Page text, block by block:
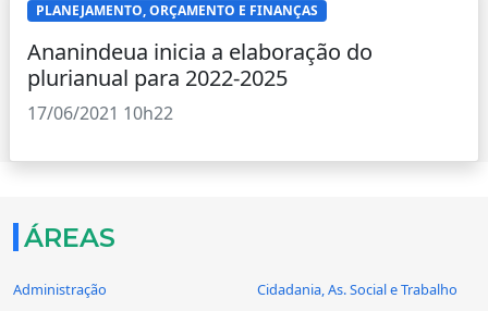
PLANEJAMENTO, ORÇAMENTO E FINANÇAS
Ananindeua inicia a elaboração do
plurianual para 2022-2025
17/06/2021 10h22
ÁREAS
Administração
Cidadania, As. Social e Trabalho